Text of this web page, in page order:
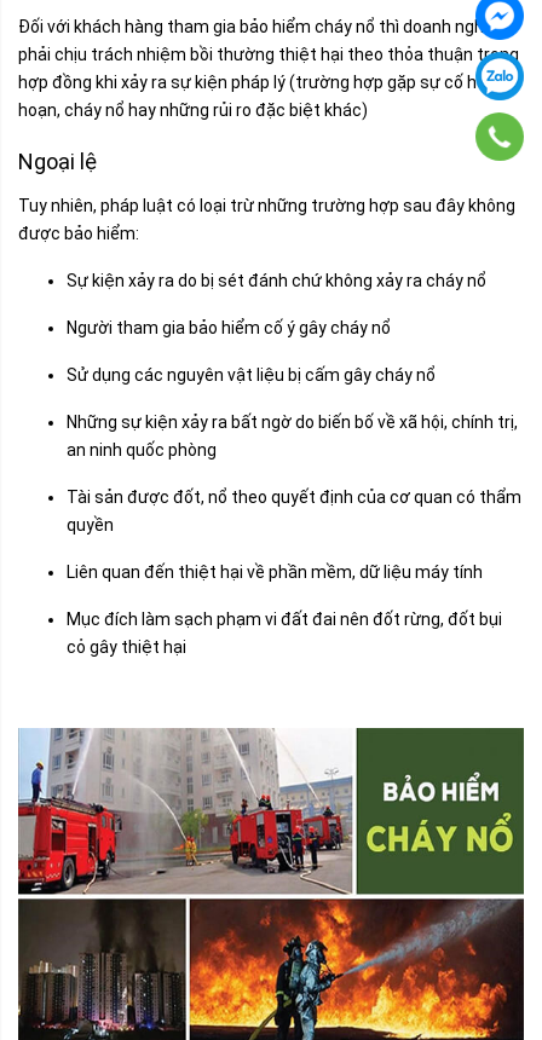
Đối với khách hàng tham gia bảo hiểm cháy nổ thì doanh nghiệp
phải chịu trách nhiệm bồi thường thiệt hại theo thỏa thuận trong
hợp đồng khi xảy ra sự kiện pháp lý (trường hợp gặp sự cố hỏa
hoạn, cháy nổ hay những rủi ro đặc biệt khác)
Ngoại lệ
Tuy nhiên, pháp luật có loại trừ những trường hợp sau đây không
được bảo hiểm:
Sự kiện xảy ra do bị sét đánh chứ không xảy ra cháy nổ
Người tham gia bảo hiểm cố ý gây cháy nổ
Sử dụng các nguyên vật liệu bị cấm gây cháy nổ
Những sự kiện xảy ra bất ngờ do biến bố về xã hội, chính trị,
an ninh quốc phòng
Tài sản được đốt, nổ theo quyết định của cơ quan có thẩm
quyền
Liên quan đến thiệt hại về phần mềm, dữ liệu máy tính
Mục đích làm sạch phạm vi đất đai nên đốt rừng, đốt bụi
cỏ gây thiệt hại